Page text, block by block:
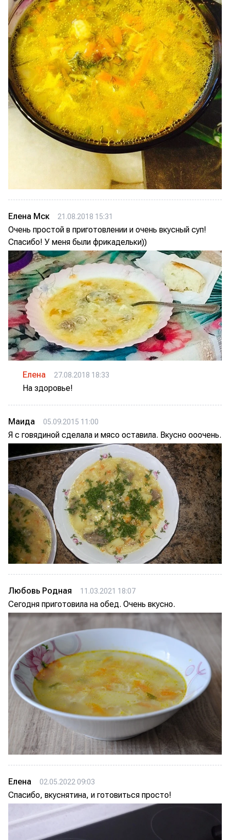
Елена Мск 21.08.2018 15:31
Очень простой в приготовлении и очень вкусный суп!
Спасибо! У меня были фрикадельки))
Елена 27.08.2018 18:33
На здоровье!
Маида 05.09.2015 11:00
Я с говядиной сделала и мясо оставила. Вкусно ооочень.
Любовь Родная 11.03.2021 18:07
Сегодня приготовила на обед. Очень вкусно.
Елена 02.05.2022 09:03
Спасибо, вкуснятина, и готовиться просто!